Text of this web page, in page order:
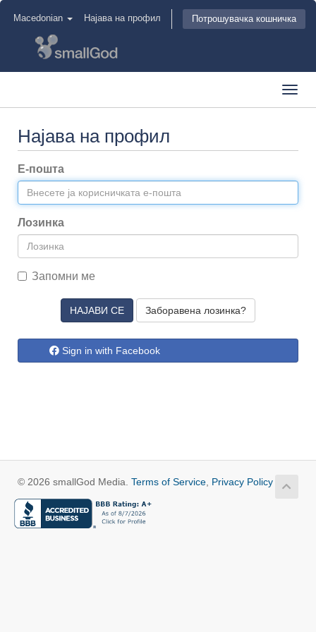
Macedonian Најава на профил Потрошувачка кошничка
Најава на профил
Е-пошта
Лозинка
Запомни ме
Заборавена лозинка?
Sign in with Facebook
© 2026 smallGod Media. Terms of Service Privacy Policy